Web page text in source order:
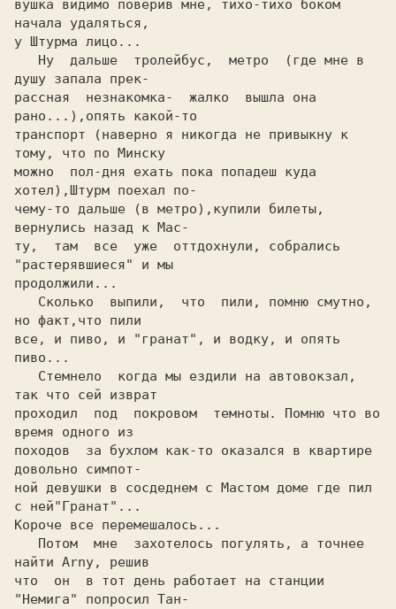
вушка видимо поверив мне, тихо-тихо боком
начала удаляться,
у Штурма лицо...
душу запала прек-
рассная  незнакомка-  жалко  вышла она
рано...),опять какой-то
транспорт (наверно я никогда не привыкну к
тому, что по Минску
можно  пол-дня ехать пока попадеш куда
хотел),Штурм поехал по-
чему-то дальше (в метро),купили билеты,
вернулись назад к Мас-
ту,  там  все  уже  оттдохнули, собрались
"растерявшиеся" и мы
продолжили...
но факт,что пили
все, и пиво, и "гранат", и водку, и опять
пиво...
так что сей изврат
проходил  под  покровом  темноты. Помню что во
время одного из
походов  за бухлом как-то оказался в квартире
довольно симпот-
ной девушки в сосдеднем с Мастом доме где пил
с ней"Гранат"...
Короче все перемешалось...
найти Arny, решив
что  он  в тот день работает на станции
"Немига" попросил Тан-